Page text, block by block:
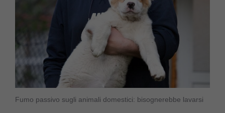
Fumo passivo sugli animali domestici: bisognerebbe lavarsi